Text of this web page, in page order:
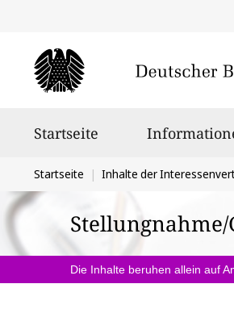
Startseite
Sie
befinden
sich
hier:
Startseite Inhalte der
Die Inhalte beruhen allein auf